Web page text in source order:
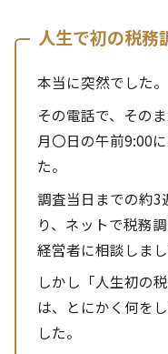
人生で初の税務
本当に突然でした。
その電話で、その
月〇日の午前9:00
た。
調査当日までの約3
り、ネットで税務
経営者に相談しまし
しかし「人生初の
は、とにかく何を
した。